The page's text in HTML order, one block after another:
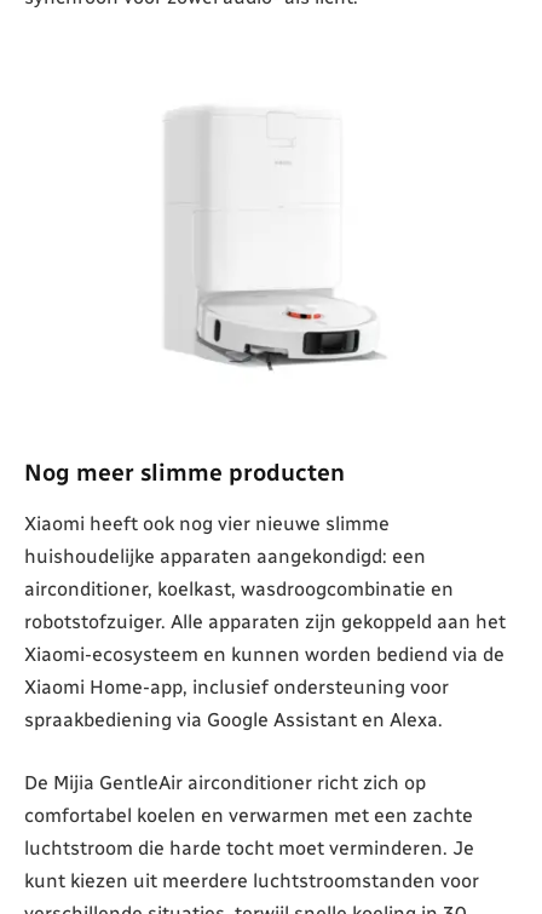
Nog meer slimme producten
Xiaomi heeft ook nog vier nieuwe slimme
huishoudelijke apparaten aangekondigd: een
airconditioner, koelkast, wasdroogcombinatie en
robotstofzuiger. Alle apparaten zijn gekoppeld aan het
Xiaomi-ecosysteem en kunnen worden bediend via de
Xiaomi Home-app, inclusief ondersteuning voor
spraakbediening via Google Assistant en Alexa.
De Mijia GentleAir airconditioner richt zich op
comfortabel koelen en verwarmen met een zachte
luchtstroom die harde tocht moet verminderen. Je
kunt kiezen uit meerdere luchtstroomstanden voor